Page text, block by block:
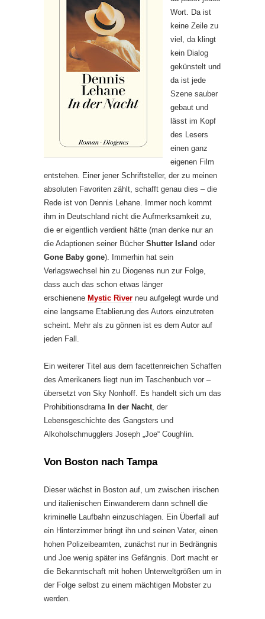
Wort. Da ist
keine Zeile zu
viel, da klingt
kein Dialog
gekünstelt und
da ist jede
Szene sauber
gebaut und
lässt im Kopf
des Lesers
einen ganz
eigenen Film
entstehen. Einer jener Schriftsteller, der zu meinen
absoluten Favoriten zählt, schafft genau dies – die
Rede ist von Dennis Lehane. Immer noch kommt
ihm in Deutschland nicht die Aufmerksamkeit zu,
die er eigentlich verdient hätte (man denke nur an
die Adaptionen seiner Bücher Shutter Island oder
Gone Baby gone). Immerhin hat sein
Verlagswechsel hin zu Diogenes nun zur Folge,
dass auch das schon etwas länger
erschienene Mystic River neu aufgelegt wurde und
eine langsame Etablierung des Autors einzutreten
scheint. Mehr als zu gönnen ist es dem Autor auf
jeden Fall.
Ein weiterer Titel aus dem facettenreichen Schaffen
des Amerikaners liegt nun im Taschenbuch vor –
übersetzt von Sky Nonhoff. Es handelt sich um das
Prohibitionsdrama In der Nacht , der
Lebensgeschichte des Gangsters und
Alkoholschmugglers Joseph „Joe“ Coughlin.
Von Boston nach Tampa
Dieser wächst in Boston auf, um zwischen irischen
und italienischen Einwanderern dann schnell die
kriminelle Laufbahn einzuschlagen. Ein Überfall auf
ein Hinterzimmer bringt ihn und seinen Vater, einen
hohen Polizeibeamten, zunächst nur in Bedrängnis
und Joe wenig später ins Gefängnis. Dort macht er
die Bekanntschaft mit hohen Unterweltgrößen um in
der Folge selbst zu einem mächtigen Mobster zu
werden.